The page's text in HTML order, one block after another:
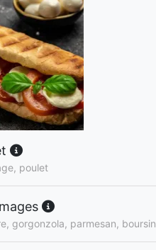
poulet
gorgonzola, parmesan, boursin